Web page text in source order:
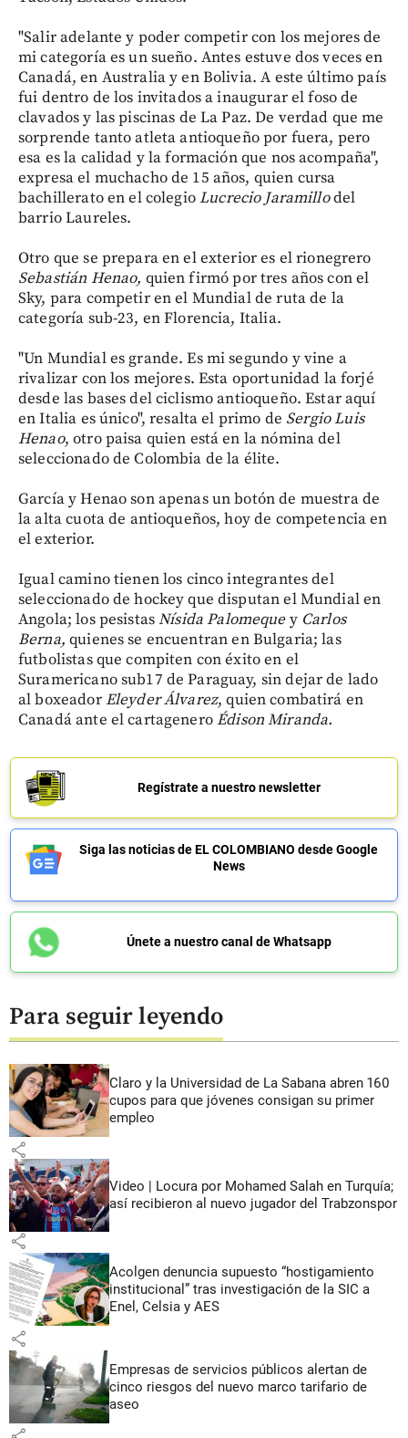
"Salir adelante y poder competir con los mejores de
mi categoría es un sueño. Antes estuve dos veces en
Canadá, en Australia y en Bolivia. A este último país
fui dentro de los invitados a inaugurar el foso de
clavados y las piscinas de La Paz. De verdad que me
sorprende tanto atleta antioqueño por fuera, pero
esa es la calidad y la formación que nos acompaña",
expresa el muchacho de 15 años, quien cursa
bachillerato en el colegioLucrecio Jaramillodel
barrio Laureles.
Otro que se prepara en el exterior es el rionegrero
Sebastián Henao, quien firmó por tres años con el
Sky, para competir en el Mundial de ruta de la
categoría sub-23, en Florencia, Italia.
"Un Mundial es grande. Es mi segundo y vine a
rivalizar con los mejores. Esta oportunidad la forjé
desde las bases del ciclismo antioqueño. Estar aquí
en Italia es único", resalta el primo de Sergio Luis
Henao, otro paisa quien está en la nómina del
seleccionado de Colombia de la élite.
García y Henao son apenas un botón de muestra de
la alta cuota de antioqueños, hoy de competencia en
el exterior.
Igual camino tienen los cinco integrantes del
seleccionado de hockey que disputan el Mundial en
Angola; los pesistasNísida Palomequey Carlos
Berna, quienes se encuentran en Bulgaria; las
futbolistas que compiten con éxito en el
Suramericano sub17 de Paraguay, sin dejar de lado
al boxeadorEleyder Álvarez, quien combatirá en
Canadá ante el cartageneroÉdison Miranda.
Regístrate a nuestro newsletter
Siga las noticias de EL COLOMBIANO desde Google
News
Únete a nuestro canal de Whatsapp
Para seguir leyendo
Claro y la Universidad de La Sabana abren 160
cupos para que jóvenes consigan su primer
empleo
share
Video | Locura por Mohamed Salah en Turquía;
así recibieron al nuevo jugador del Trabzonspor
share
Acolgen denuncia supuesto “hostigamiento
institucional” tras investigación de la SIC a
Enel, Celsia y AES
share
Empresas de servicios públicos alertan de
cinco riesgos del nuevo marco tarifario de
aseo